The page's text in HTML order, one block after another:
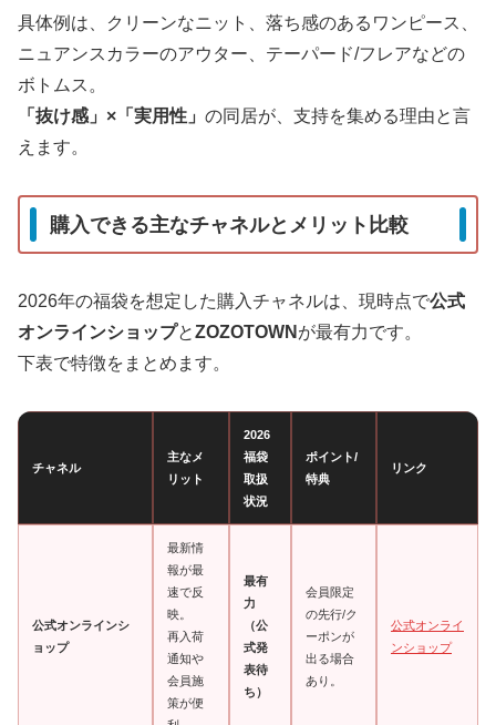
具体例は、クリーンなニット、落ち感のあるワンピース、
ニュアンスカラーのアウター、テーパード/フレアなどの
ボトムス。
「抜け感」×「実用性」 の同居が、支持を集める理由と言
えます。
購入できる主なチャネルとメリット比較
2026年の福袋を想定した購入チャネルは、現時点で公式
オンラインショップとZOZOTOWN が最有力です。
下表で特徴をまとめます。
チャネル
主なメ
リット
2026
福袋
取扱
状況
ポイント/
特典
リンク
公式オンラインシ
ョップ
最新情
報が最
速で反
映。
再入荷
通知や
会員施
策が便
最有
力
（公
式発
表待
ち）
会員限定
の先行/ク
ーポンが
出る場合
あり。
公式オンライ
ンショップ